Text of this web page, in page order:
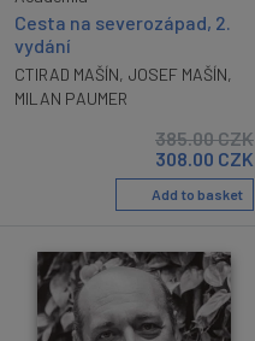
Cesta na severozápad, 2.
vydání
CTIRAD MAŠÍN, JOSEF MAŠÍN,
MILAN PAUMER
385.00CZK
308.00 CZK
Add to basket